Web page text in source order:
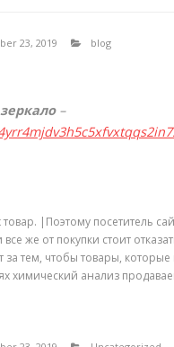
23, 2019 blog
–
|Поэтому посетитель
же от покупки стоит
тем, чтобы товары,
химический анализ